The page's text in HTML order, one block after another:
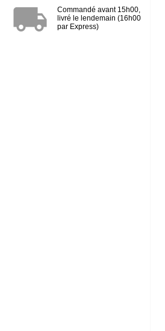
local_shipping
Commandé avant 15h00,
livré le lendemain (16h00
par Express)